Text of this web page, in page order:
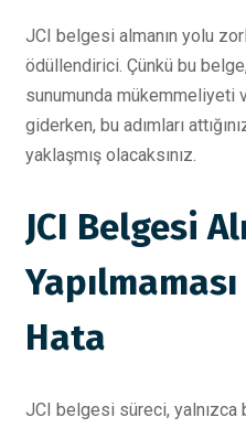
JCI belgesi almanın yolu
ödüllendirici. Çünkü bu
sunumunda mükemmeliyeti
giderken, bu adımları
yaklaşmış olacaksınız.
JCI Belgesi
Hata
JCI belgesi süreci,